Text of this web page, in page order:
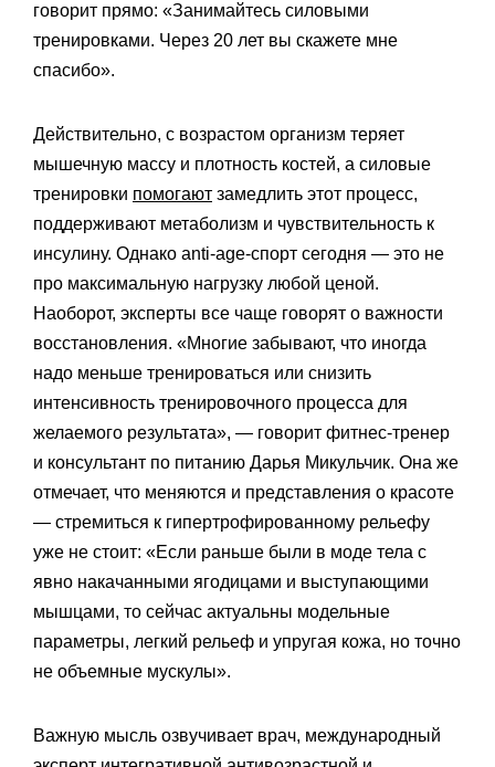
говорит прямо: «Занимайтесь силовыми
тренировками. Через 20 лет вы скажете мне
спасибо».
Действительно, с возрастом организм теряет
мышечную массу и плотность костей, а силовые
тренировки помогают замедлить этот процесс,
поддерживают метаболизм и чувствительность к
инсулину. Однако anti-age-спорт сегодня — это не
про максимальную нагрузку любой ценой.
Наоборот, эксперты все чаще говорят о важности
восстановления. «Многие забывают, что иногда
надо меньше тренироваться или снизить
интенсивность тренировочного процесса для
желаемого результата», — говорит фитнес-тренер
и консультант по питанию Дарья Микульчик. Она же
отмечает, что меняются и представления о красоте
— стремиться к гипертрофированному рельефу
уже не стоит: «Если раньше были в моде тела с
явно накачанными ягодицами и выступающими
мышцами, то сейчас актуальны модельные
параметры, легкий рельеф и упругая кожа, но точно
не объемные мускулы».
Важную мысль озвучивает врач, международный